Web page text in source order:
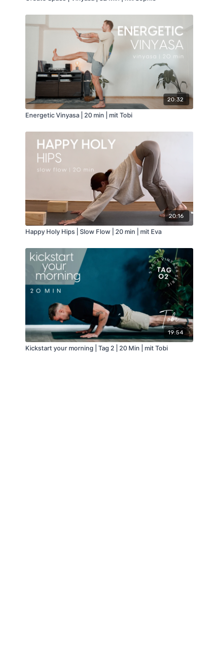
20:32
Energetic Vinyasa | 20 min | mit Tobi
20:16
Happy Holy Hips | Slow Flow | 20 min | mit Eva
19:54
Kickstart your morning | Tag 2 | 20 Min | mit Tobi